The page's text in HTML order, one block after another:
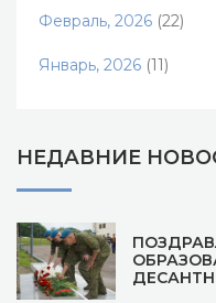
Февраль, 2026 (22)
Январь, 2026 (11)
НЕДАВНИЕ